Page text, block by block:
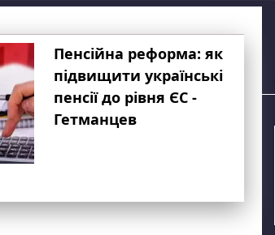
Пенсійна реформа: як
підвищити українські
пенсії до рівня ЄС -
Гетманцев